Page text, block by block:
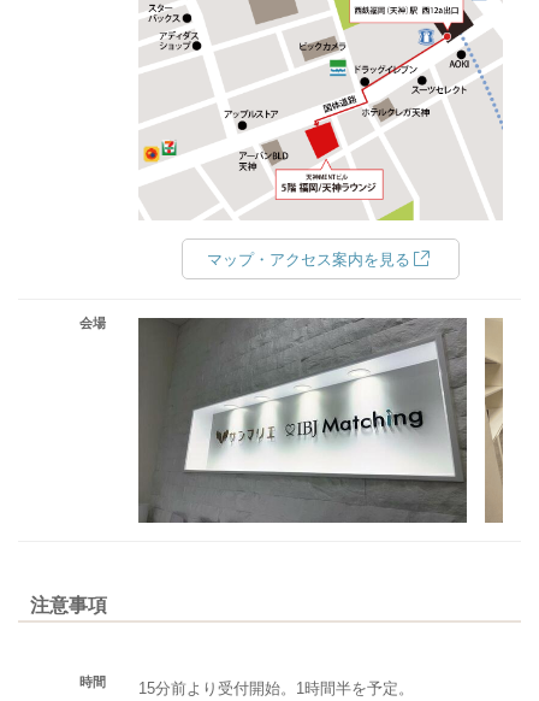
マップ・アクセス案内を見る
会場
注意事項
時間
15分前より受付開始。1時間半を予定。